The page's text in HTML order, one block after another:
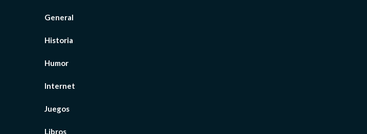
General
Historia
Humor
Internet
Juegos
Libros